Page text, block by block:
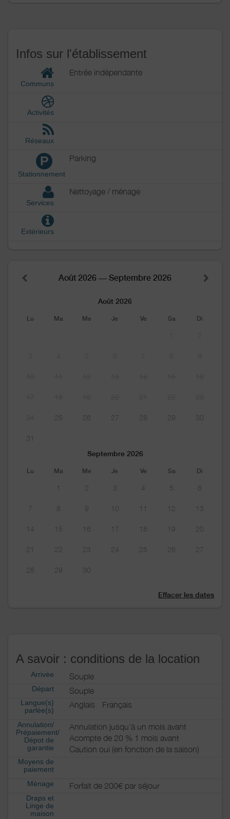
Infos sur l'établissement
Communs
Entrée indépendante
Activités
Réseaux
P
Stationnement
Parking
Services
Nettoyage / ménage
Extérieurs
Août 2026 — Septembre 2026
Août 2026
Lu Ma Me Je Ve Sa Di
25 26 27 28 29 30
31
Septembre 2026
Lu Ma Me Je Ve Sa Di
1 2 3 4 5 6
7 8 9 10 11 12 13
14 15 16 17 18 19 20
21 22 23 24 25 26 27
28 29 30
Effacer les dates
A savoir : conditions de la location
Arrivée Souple
Départ Souple
Langue(s)
parlée(s)
Anglais Français
Annulation/
Prépaiement/
Dépot de
garantie
Annulation jusqu'à un mois avant
Acompte de 20 % 1 mois avant
Caution oui (en fonction de la saison)
Moyens de
paiement
Ménage
Forfait de 200€ par séjour
Draps et
Linge de
maison